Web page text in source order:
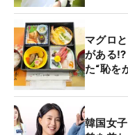
マグロ
がある⁉
た“恥を
韓国女